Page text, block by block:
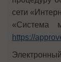
сети
«Система
https://